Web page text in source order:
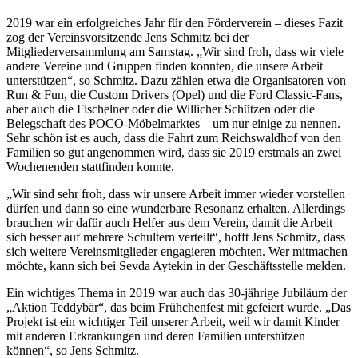
2019 war ein erfolgreiches Jahr für den Förderverein – dieses Fazit
zog der Vereinsvorsitzende Jens Schmitz bei der
Mitgliederversammlung am Samstag. „Wir sind froh, dass wir viele
andere Vereine und Gruppen finden konnten, die unsere Arbeit
unterstützen“, so Schmitz. Dazu zählen etwa die Organisatoren von
Run & Fun, die Custom Drivers (Opel) und die Ford Classic-Fans,
aber auch die Fischelner oder die Willicher Schützen oder die
Belegschaft des POCO-Möbelmarktes – um nur einige zu nennen.
Sehr schön ist es auch, dass die Fahrt zum Reichswaldhof von den
Familien so gut angenommen wird, dass sie 2019 erstmals an zwei
Wochenenden stattfinden konnte.
„Wir sind sehr froh, dass wir unsere Arbeit immer wieder vorstellen
dürfen und dann so eine wunderbare Resonanz erhalten. Allerdings
brauchen wir dafür auch Helfer aus dem Verein, damit die Arbeit
sich besser auf mehrere Schultern verteilt“, hofft Jens Schmitz, dass
sich weitere Vereinsmitglieder engagieren möchten. Wer mitmachen
möchte, kann sich bei Sevda Aytekin in der Geschäftsstelle melden.
Ein wichtiges Thema in 2019 war auch das 30-jährige Jubiläum der
„Aktion Teddybär“, das beim Frühchenfest mit gefeiert wurde. „Das
Projekt ist ein wichtiger Teil unserer Arbeit, weil wir damit Kinder
mit anderen Erkrankungen und deren Familien unterstützen
können“, so Jens Schmitz.